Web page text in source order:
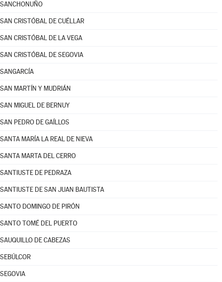
SANCHONUÑO
SAN CRISTÓBAL DE CUÉLLAR
SAN CRISTÓBAL DE LA VEGA
SAN CRISTÓBAL DE SEGOVIA
SANGARCÍA
SAN MARTÍN Y MUDRIÁN
SAN MIGUEL DE BERNUY
SAN PEDRO DE GAÍLLOS
SANTA MARÍA LA REAL DE NIEVA
SANTA MARTA DEL CERRO
SANTIUSTE DE PEDRAZA
SANTIUSTE DE SAN JUAN BAUTISTA
SANTO DOMINGO DE PIRÓN
SANTO TOMÉ DEL PUERTO
SAUQUILLO DE CABEZAS
SEBÚLCOR
SEGOVIA